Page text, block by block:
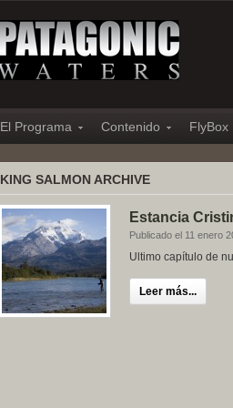
El Programa Contenido FlyBox
KING SALMON ARCHIVE
Estancia
Publicado el 11 enero
Ultimo capítulo de
Leer más...